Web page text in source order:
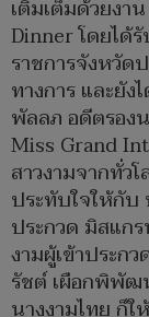
เติมเต็มด้วยงา
Dinner โดยได้
ราชการจังหวัด
ทางการ และยั
พัลลภ อดีตรอง
Miss Grand
สาวงามจากทั่ว
ประทับใจให้กั
ประกวด มิสแก
งามผู้เข้าประก
รัชต์ เผือกพิพัฒ
นางงามไทย ก็